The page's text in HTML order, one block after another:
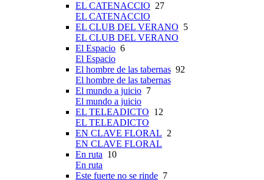
EL CATENACCIO 27
EL CATENACCIO
EL CLUB DEL VERANO 5
EL CLUB DEL VERANO
El Espacio 6
El Espacio
El hombre de las tabernas 92
El hombre de las tabernas
El mundo a juicio 7
El mundo a juicio
EL TELEADICTO 12
EL TELEADICTO
EN CLAVE FLORAL 2
EN CLAVE FLORAL
En ruta 10
En ruta
Este fuerte no se rinde 7